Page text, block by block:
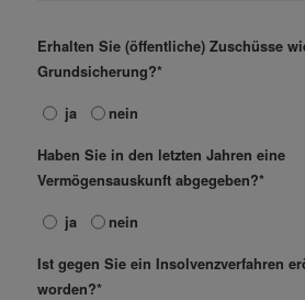
Erhalten Sie (öffentliche) Zuschüsse
Grundsicherung?*
ja nein
Haben Sie in den letzten Jahren eine
Vermögensauskunft abgegeben?*
ja nein
Ist gegen Sie ein Insolvenzverfahren
worden?*